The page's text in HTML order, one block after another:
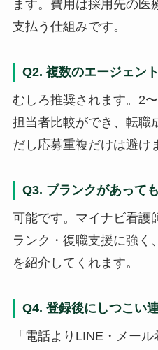
ます。費用は採用先の医
支払う仕組みです。
Q2. 複数のエージェン
むしろ推奨されます。2
担当者比較ができ、転職
だし応募重複だけは避け
Q3. ブランクがあって
可能です。マイナビ看護
ランク・復職支援に強く
を紹介してくれます。
Q4. 登録後にしつこい
「電話よりLINE・メー